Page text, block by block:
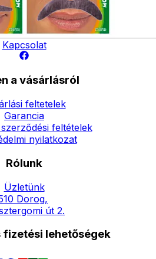
Hírlevél
Kapcsolat
a vásárlásról
feltetelek
Garancia
feltételek
nyilatkozat
Rólunk
Üzletünk
Dorog,
út 2.
fizetési lehetőségek